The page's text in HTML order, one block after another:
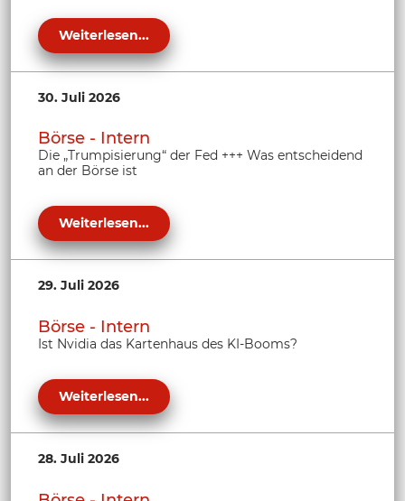
Weiterlesen...
30. Juli 2026
Börse - Intern
Die „Trumpisierung“ der Fed +++ Was entscheidend
an der Börse ist
Weiterlesen...
29. Juli 2026
Börse - Intern
Ist Nvidia das Kartenhaus des KI-Booms?
Weiterlesen...
28. Juli 2026